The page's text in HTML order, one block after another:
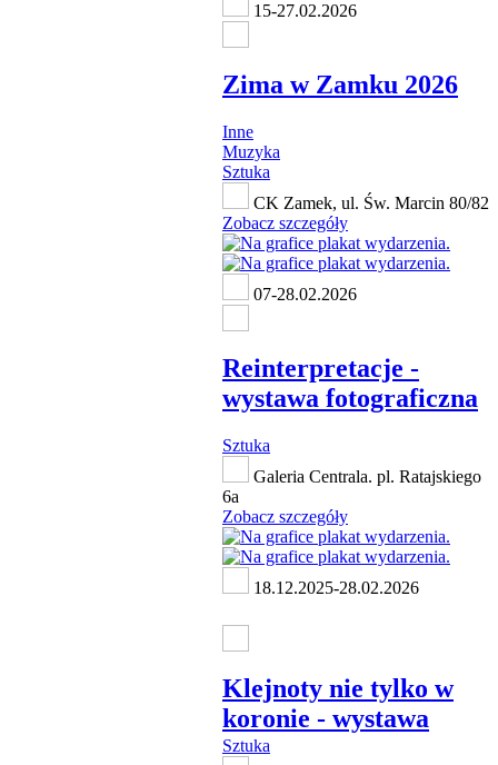
15-27.02.2026
Zima w Zamku 2026
Inne
Muzyka
Sztuka
CK Zamek, ul. Św. Marcin 80/82
Zobacz szczegóły
07-28.02.2026
Reinterpretacje -
wystawa fotograficzna
Sztuka
Galeria Centrala. pl. Ratajskiego
6a
Zobacz szczegóły
18.12.2025-28.02.2026
Klejnoty nie tylko w
koronie - wystawa
Sztuka